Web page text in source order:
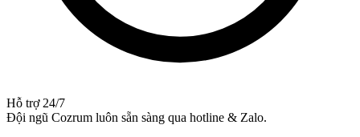
Hỗ trợ 24/7
Đội ngũ Cozrum luôn sẵn sàng qua hotline & Zalo.